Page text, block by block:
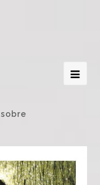
sobre